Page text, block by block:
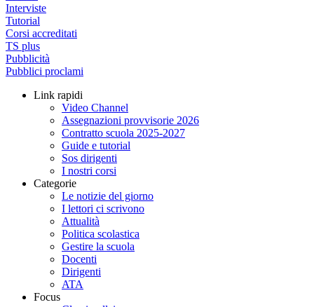
Interviste
Tutorial
Corsi accreditati
TS plus
Pubblicità
Pubblici proclami
Link rapidi
Video Channel
Assegnazioni provvisorie 2026
Contratto scuola 2025-2027
Guide e tutorial
Sos dirigenti
I nostri corsi
Categorie
Le notizie del giorno
I lettori ci scrivono
Attualità
Politica scolastica
Gestire la scuola
Docenti
Dirigenti
ATA
Focus